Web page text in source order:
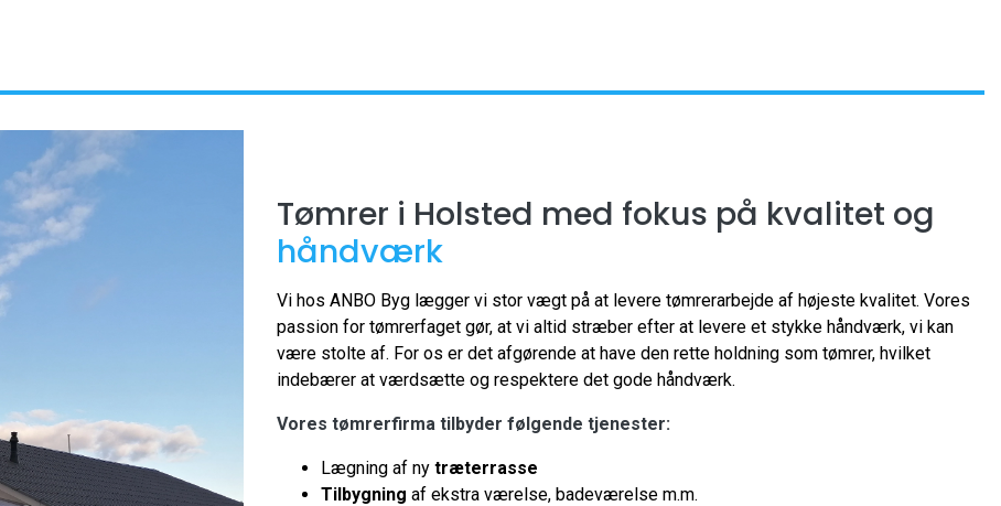
Tømrer i Holsted med fokus på kvalitet og
håndværk
Vi hos ANBO Byg lægger vi stor vægt på at levere tømrerarbejde af højeste kvalitet. Vores
passion for tømrerfaget gør, at vi altid stræber efter at levere et stykke håndværk, vi kan
være stolte af. For os er det afgørende at have den rette holdning som tømrer, hvilket
indebærer at værdsætte og respektere det gode håndværk.
Vores tømrerfirma tilbyder følgende tjenester:
Lægning af ny træterrasse
Tilbygning af ekstra værelse, badeværelse m.m.